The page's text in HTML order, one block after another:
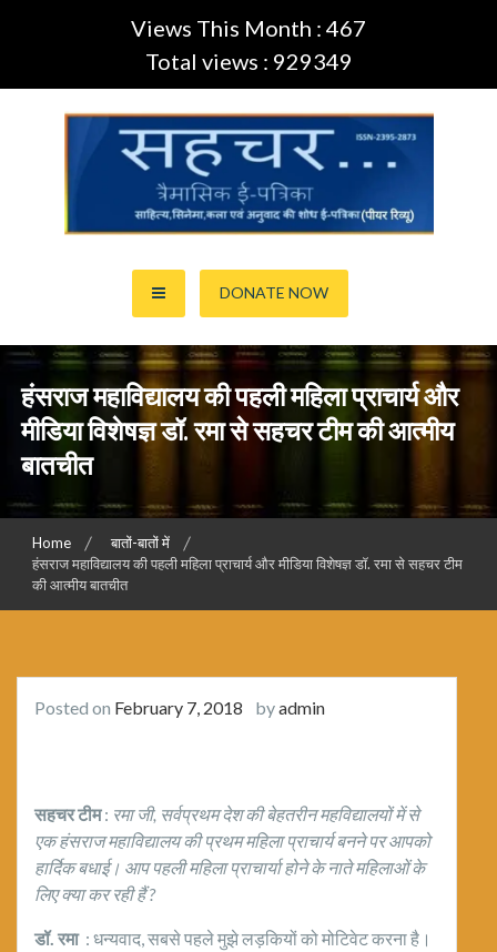
Views This Month : 467
Total views : 929349
सहचर ई-पत्रिका… (ISSN:2395-
2873)
DONATE NOW
हंसराज महाविद्यालय की पहली महिला प्राचार्य और
मीडिया विशेषज्ञ डॉ. रमा से सहचर टीम की आत्मीय
बातचीत
Home
बातों-बातों में
हंसराज महाविद्यालय की पहली महिला प्राचार्य और मीडिया विशेषज्ञ डॉ. रमा से सहचर टीम
की आत्मीय बातचीत
Posted on February 7, 2018 byadmin
सहचर टीम: रमा जी, सर्वप्रथम देश की बेहतरीन महविद्यालयों में से
एक हंसराज महाविद्यालय की प्रथम महिला प्राचार्य बनने पर आपको
हार्दिक बधाई। आप पहली महिला प्राचार्या होने के नाते महिलाओं के
लिए क्या कर रही हैं?
डॉ. रमा: धन्यवाद, सबसे पहले मुझे लड़कियों को मोटिवेट करना है।